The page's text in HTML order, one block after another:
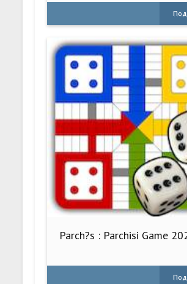
Parch?s : Parchisi Game